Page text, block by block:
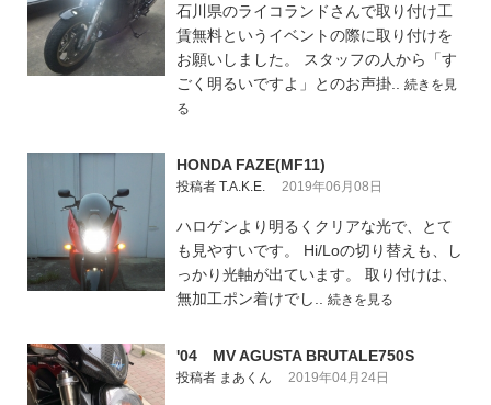
石川県のライコランドさんで取り付け工
賃無料というイベントの際に取り付けを
お願いしました。 スタッフの人から「す
ごく明るいですよ」とのお声掛.. 続きを見
る
HONDA FAZE(MF11)
投稿者 T.A.K.E. 2019年06月08日
ハロゲンより明るくクリアな光で、とて
も見やすいです。 Hi/Loの切り替えも、し
っかり光軸が出ています。 取り付けは、
無加工ポン着けでし.. 続きを見る
'04 MV AGUSTA BRUTALE750S
投稿者 まあくん 2019年04月24日